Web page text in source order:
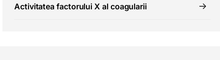
Activitatea factorului X al coagularii